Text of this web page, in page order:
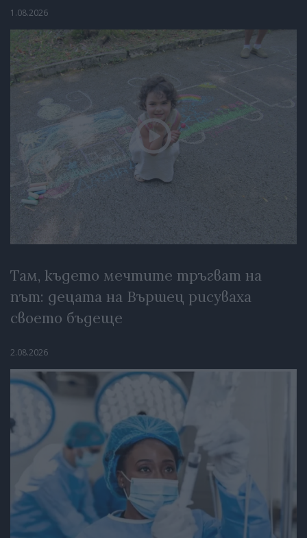
1.08.2026
Там, където мечтите тръгват на
път: децата на Вършец рисуваха
своето бъдеще
2.08.2026